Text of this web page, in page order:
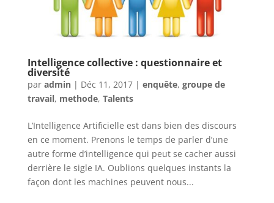
Intelligence collective : questionnaire et
diversité
par admin| Déc 11, 2017| enquête, groupe de
travail, methode, Talents
L’Intelligence Artificielle est dans bien des discours
en ce moment. Prenons le temps de parler d’une
autre forme d’intelligence qui peut se cacher aussi
derrière le sigle IA. Oublions quelques instants la
façon dont les machines peuvent nous...